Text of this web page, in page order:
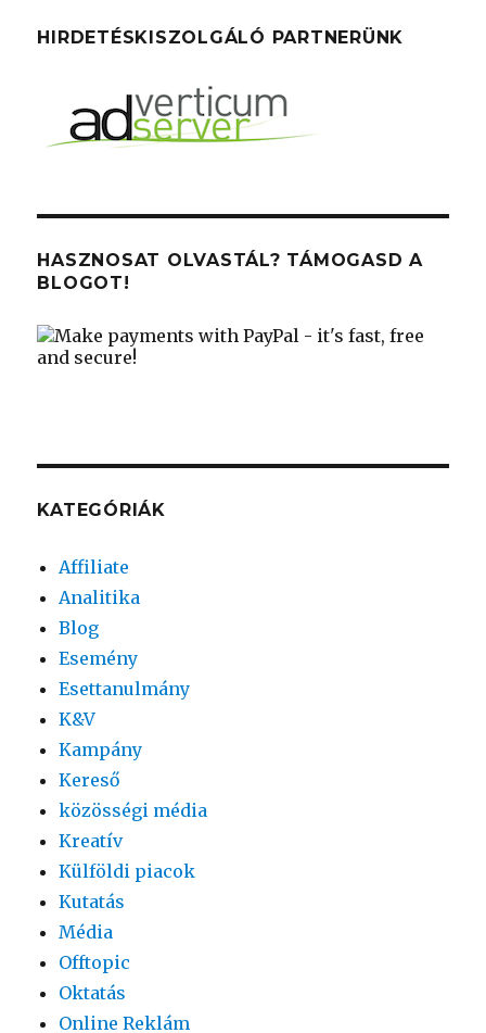
HIRDETÉSKISZOLGÁLÓ PARTNERÜNK
HASZNOSAT OLVASTÁL? TÁMOGASD A
BLOGOT!
KATEGÓRIÁK
Affiliate
Analitika
Blog
Esemény
Esettanulmány
K&V
Kampány
Kereső
közösségi média
Kreatív
Külföldi piacok
Kutatás
Média
Offtopic
Oktatás
Online Reklám